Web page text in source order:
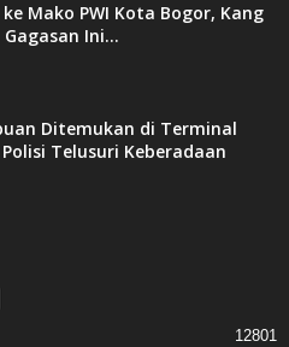
Mako PWI Kota Bogor, Kang
Ini...
Ditemukan di Terminal
Telusuri Keberadaan
12801